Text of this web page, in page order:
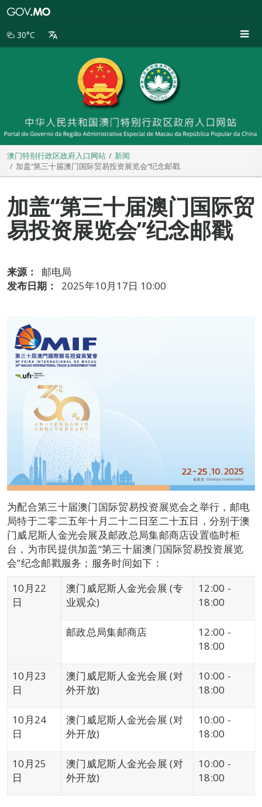
别
30°C
澳门特别行政区政府入口网站
新闻
加盖“第三十届澳门国际贸易投资展览会”纪念邮戳
加盖“第三十届澳门国际贸
易投资展览会”纪念邮戳
来源：
邮电局
发布日期：
2025年10月17日 10:00
为配合第三十届澳门国际贸易投资展览会之举行，邮电
局特于二零二五年十月二十二日至二十五日，分别于澳
门威尼斯人金光会展及邮政总局集邮商店设置临时柜
台，为市民提供加盖“第三十届澳门国际贸易投资展览
会”纪念邮戳服务；服务时间如下：
10月22
日
澳门威尼斯人金光会展 (专
业观众)
12:00 -
18:00
邮政总局集邮商店
12:00 -
18:00
10月23
日
澳门威尼斯人金光会展 (对
外开放)
10:00 -
18:00
10月24
日
澳门威尼斯人金光会展 (对
外开放)
10:00 -
18:00
10月25
日
澳门威尼斯人金光会展 (对
外开放)
10:00 -
18:00